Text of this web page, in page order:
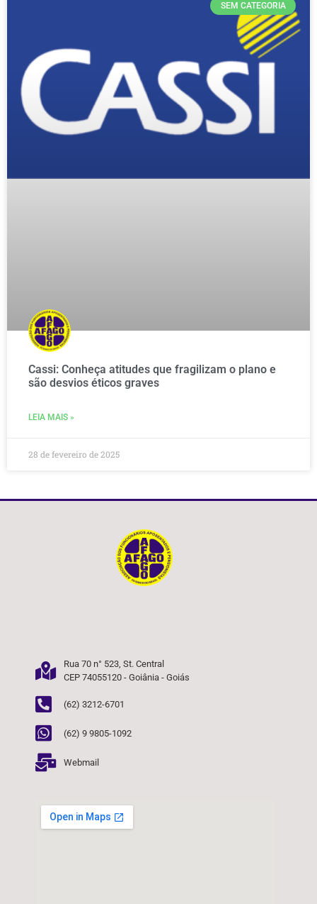
SEM CATEGORIA
Cassi: Conheça atitudes que fragilizam o plano e
são desvios éticos graves
LEIA MAIS »
28 de fevereiro de 2025
Rua 70 n° 523, St. Central
CEP 74055120 - Goiânia - Goiás
(62) 3212-6701
(62) 9 9805-1092
Webmail